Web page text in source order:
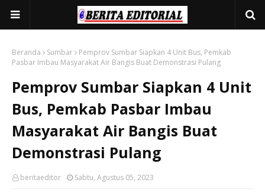
Beranda Sumbar
Pemprov Sumbar Siapkan 4 Unit Bus, Pemkab
Pasbar Imbau Masyarakat Air Bangis Buat Demonstrasi Pulang
Pemprov Sumbar Siapkan 4 Unit
Bus, Pemkab Pasbar Imbau
Masyarakat Air Bangis Buat
Demonstrasi Pulang
beritaeditor Sabtu, Agustus 05, 2023